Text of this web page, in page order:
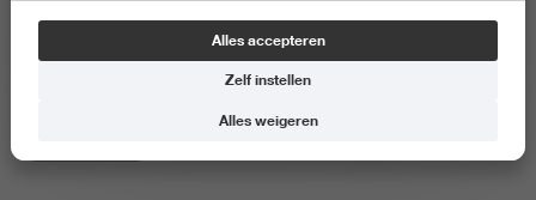
Onze thema's
Alles accepteren
Zelf instellen
Alles weigeren